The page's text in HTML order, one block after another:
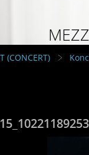
(CONCERT)